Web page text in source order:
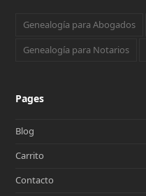
Genealogía para Abogados
Genealogía para Notarios
Pages
Blog
Carrito
Contacto